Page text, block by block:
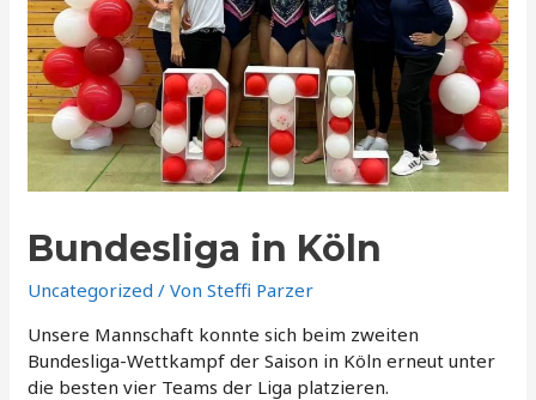
Bundesliga in Köln
Uncategorized / VonSteffi Parzer
Unsere Mannschaft konnte sich beim zweiten
Bundesliga-Wettkampf der Saison in Köln erneut unter
die besten vier Teams der Liga platzieren.